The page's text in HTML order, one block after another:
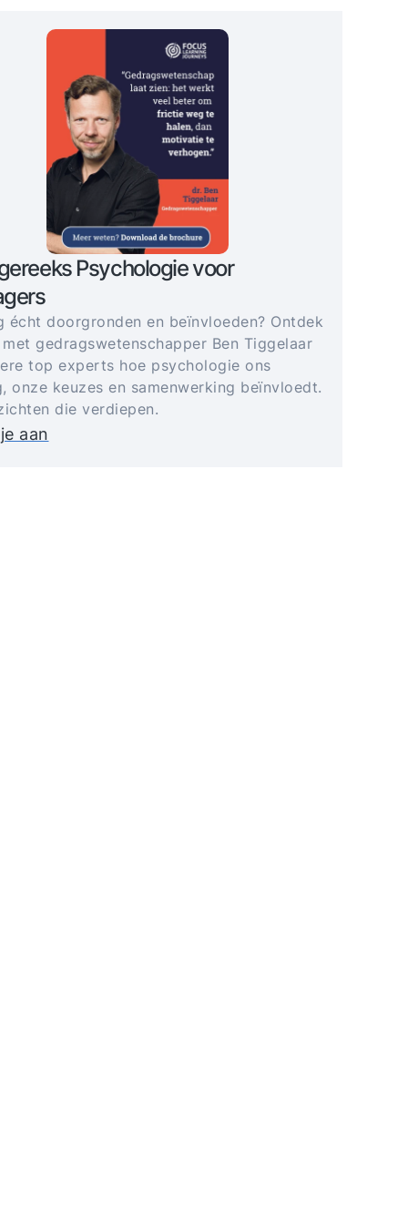
Psychologie voor
écht doorgronden en beïnvloeden? Ontdek
met gedragswetenschapper Ben Tiggelaar
top experts hoe psychologie ons
onze keuzes en samenwerking beïnvloedt.
die verdiepen.
aan